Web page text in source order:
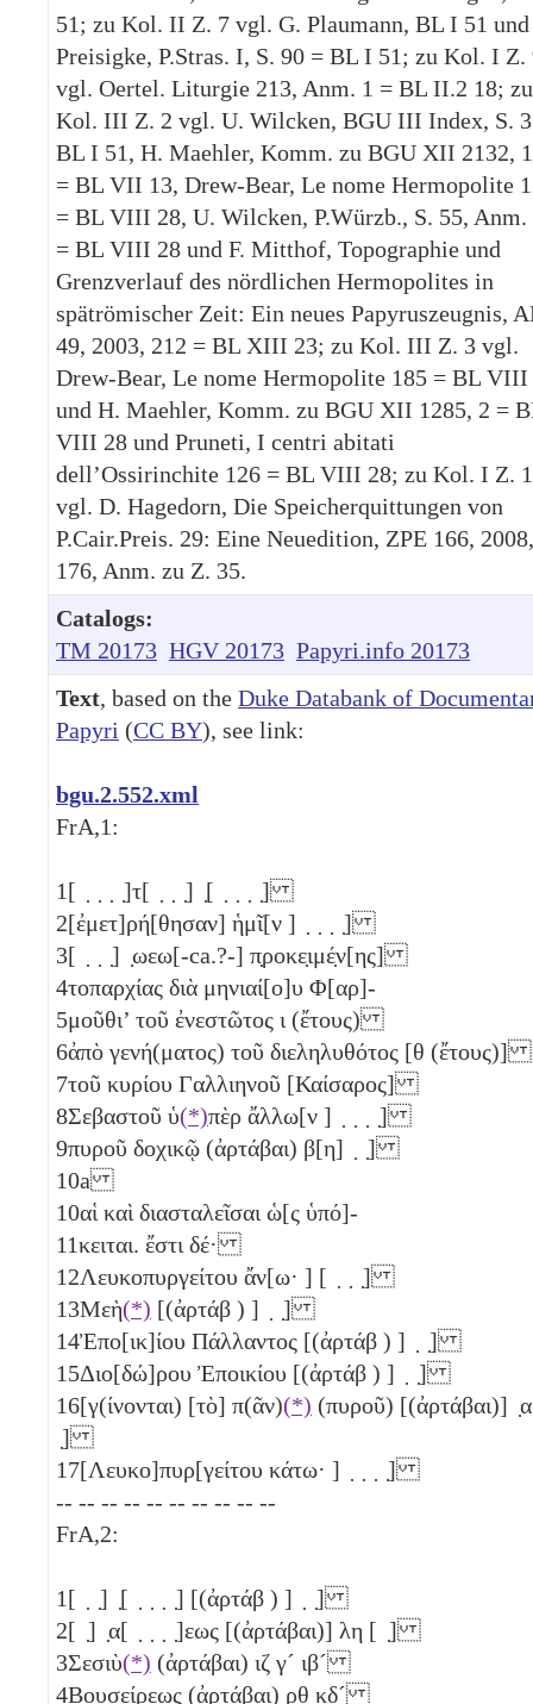
51; zu Kol. II Z. 7 vgl. G. Plaumann, BL I 51 und
Preisigke, P.Stras. I, S. 90 = BL I 51; zu Kol. I Z.
vgl. Oertel. Liturgie 213, Anm. 1 = BL II.2 18; zu
Kol. III Z. 2 vgl. U. Wilcken, BGU III Index, S.
BL I 51, H. Maehler, Komm. zu BGU XII 2132,
= BL VII 13, Drew-Bear, Le nome Hermopolite
= BL VIII 28, U. Wilcken, P.Würzb., S. 55, Anm.
= BL VIII 28 und F. Mitthof, Topographie und
Grenzverlauf des nördlichen Hermopolites in
spätrömischer Zeit: Ein neues Papyruszeugnis,
49, 2003, 212 = BL XIII 23; zu Kol. III Z. 3 vgl.
Drew-Bear, Le nome Hermopolite 185 = BL VIII
und H. Maehler, Komm. zu BGU XII 1285, 2 =
VIII 28 und Pruneti, I centri abitati
dell’Ossirinchite 126 = BL VIII 28; zu Kol. I Z.
vgl. D. Hagedorn, Die Speicherquittungen von
P.Cair.Preis. 29: Eine Neuedition, ZPE 166, 2008,
176, Anm. zu Z. 35.
Catalogs:
TM 20173 HGV 20173 Papyri.info 20173
Text, based on the Duke Databank of
Papyri (CC BY), see link:
bgu.2.552.xml
FrA,1:
1[ ̣ ̣ ̣ ̣]τ[ ̣ ̣ ̣] ̣[ ̣ ̣ ̣ ̣]
2[ἐμετ]ρή[θησαν] ἡμῖ[ν ] ̣ ̣ ̣ ̣]
3[ ̣ ̣ ̣] ̣ωεω[-ca.?-] π̣ροκε̣ιμέ̣ν[ης]
4τοπαρχίας διὰ μηνιαί[ο]υ Φ[αρ]-
5μοῦθι’ τοῦ ἐνεστῶτος ι (ἔτους)
6ἀπὸ γενή(ματος) τοῦ διεληλυθότος [θ (ἔτους)]
7τοῦ κυρίου Γαλλιηνοῦ [Καίσαρος]
8Σεβαστοῦ ὑ(*)πὲρ ἄλλω[ν ] ̣ ̣ ̣ ̣]
9πυροῦ δοχικῷ (ἀρτάβαι) β[η] ̣ ̣]
10a
10αἱ καὶ διασταλεῖσαι ὡ[ς ὑπό]-
11κειται. ἔστι δέ·
12Λευκοπυργείτου ἄν[ω· ] [ ̣ ̣ ̣]
13Μεὴ(*) [(ἀρτάβ ) ] ̣ ̣]
14Ἐπο[ικ]ίου Πάλλαντος [(ἀρτάβ ) ] ̣ ̣]
15Διο[δώ]ρου Ἐποικίου [(ἀρτάβ ) ] ̣ ̣]
16[γ(ίνονται) [τὸ] π(ᾶν)(*) (πυροῦ) [(ἀρτάβαι)]
̣]
17[Λευκο]πυρ[γείτου κάτω· ] ̣ ̣ ̣ ̣]
-- -- -- -- -- -- -- -- -- --
FrA,2:
1[ ̣ ̣] ̣[ ̣ ̣ ̣ ̣] [(ἀρτάβ ) ] ̣ ̣]
2[ ̣] ̣α[ ̣ ̣ ̣ ̣]εως [(ἀρτάβαι)] λη [ ̣]
3Σεσιὺ(*) (ἀρτάβαι) ιζ γ´ ιβ´
4Βουσείρεως (ἀρτάβαι) ρθ κδ´